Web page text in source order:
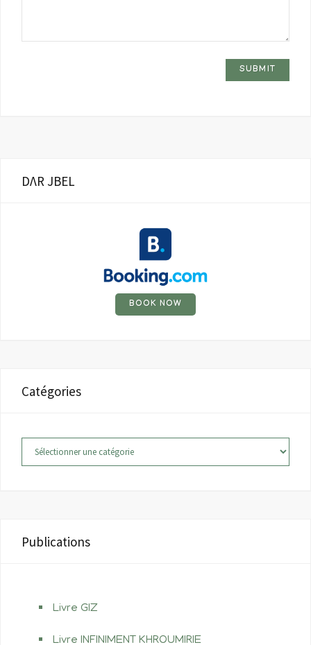
DΛR JBEL
BOOK NOW
Catégories
Catégories
Publications
Livre GIZ
Livre INFINIMENT KHROUMIRIE